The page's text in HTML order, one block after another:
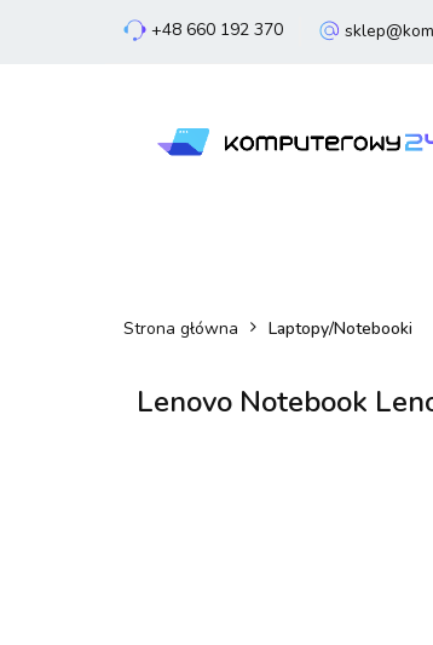
+48 660 192 370
Strona główna Laptopy/Notebooki
Lenovo Notebook